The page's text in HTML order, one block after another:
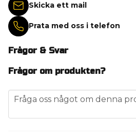
Skicka ett mail
Prata med oss i telefon
Frågor & Svar
Frågor om produkten?
question
Fråga oss något om denna